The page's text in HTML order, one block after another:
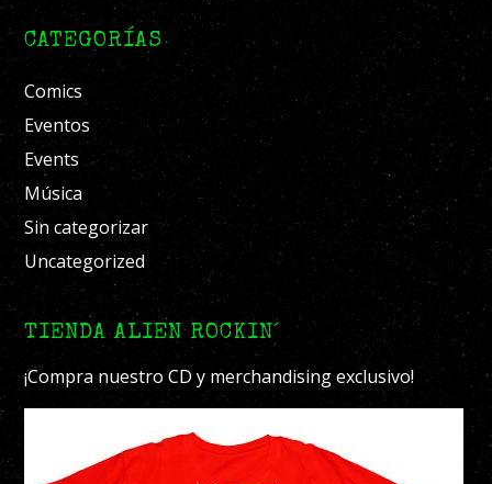
CATEGORÍAS
Comics
Eventos
Events
Música
Sin categorizar
Uncategorized
TIENDA ALIEN ROCKIN´
¡Compra nuestro CD y merchandising exclusivo!